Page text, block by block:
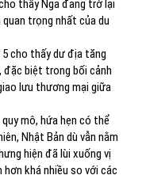
thấy Nga đang trở lại
trọng nhất của du
cho thấy dư địa tăng
biệt trong bối cảnh
lưu thương mại giữa
mô, hứa hẹn có thể
Nhật Bản dù vẫn nằm
hiện đã lùi xuống vị
khá nhiều so với các